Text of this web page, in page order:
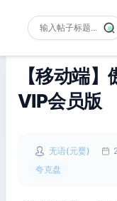
【移动端
VIP会员版
无语(元婴)
夸克盘